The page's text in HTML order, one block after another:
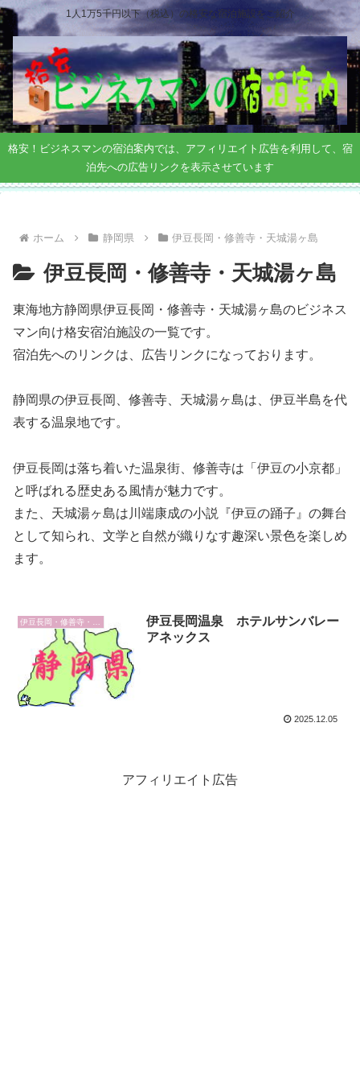
1人1万5千円以下（税込）の格安な宿泊施設をご紹介
格安！ビジネスマンの宿泊案内では、アフィリエイト広告を利用して、宿
泊先への広告リンクを表示させています
ホーム 静岡県 伊豆長岡・修善寺・天城湯ヶ島
伊豆長岡・修善寺・天城湯ヶ島
東海地方静岡県伊豆長岡・修善寺・天城湯ヶ島のビジネス
マン向け格安宿泊施設の一覧です。
宿泊先へのリンクは、広告リンクになっております。
静岡県の伊豆長岡、修善寺、天城湯ヶ島は、伊豆半島を代
表する温泉地です。
伊豆長岡は落ち着いた温泉街、修善寺は「伊豆の小京都」
と呼ばれる歴史ある風情が魅力です。
また、天城湯ヶ島は川端康成の小説『伊豆の踊子』の舞台
として知られ、文学と自然が織りなす趣深い景色を楽しめ
ます。
伊豆長岡・修善寺・天城湯ヶ島
伊豆長岡温泉 ホテルサンバレー
アネックス
2025.12.05
アフィリエイト広告